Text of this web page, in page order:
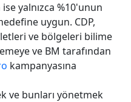
yalnızca %10'unun
uygun. CDP,
ve bölgeleri bilime
ve BM tarafından
kampanyasına
ve bunları yönetmek